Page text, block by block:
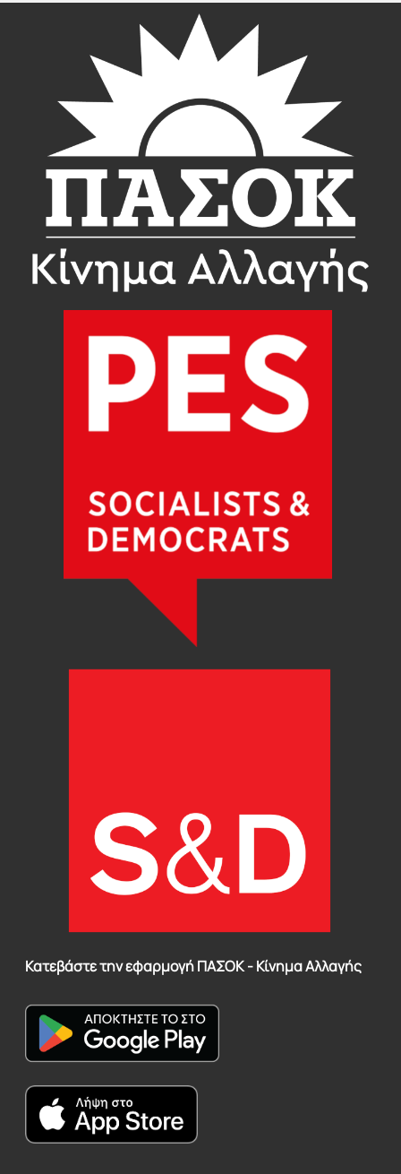
Κατεβάστε την εφαρμογή ΠΑΣΟΚ - Κίνημα Αλλαγής